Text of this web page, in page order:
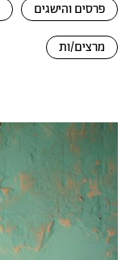
פרסים והישגים
מרצים/ות